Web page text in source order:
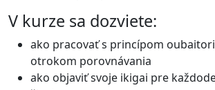
V kurze sa dozviete:
ako pracovať s princípom
otrokom porovnávania
ako objaviť svoje ikigai pre